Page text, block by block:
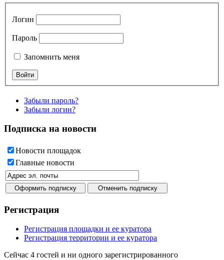
Логин
Пароль
Запомнить меня
Забыли пароль?
Забыли логин?
Подписка на новости
Новости площадок
Главные новости
Регистрация
Регистрация площадки и ее куратора
Регистрация территории и ее куратора
Сейчас 4 гостей и ни одного зарегистрированного